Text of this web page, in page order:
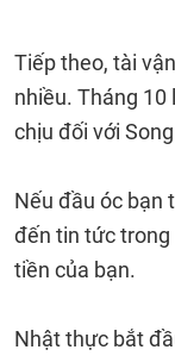
Tiếp theo, tài
nhiều. Tháng 10
chịu đối với
Nếu đầu óc bạn
đến tin tức trong
tiền của bạn.
Nhật thực bắt